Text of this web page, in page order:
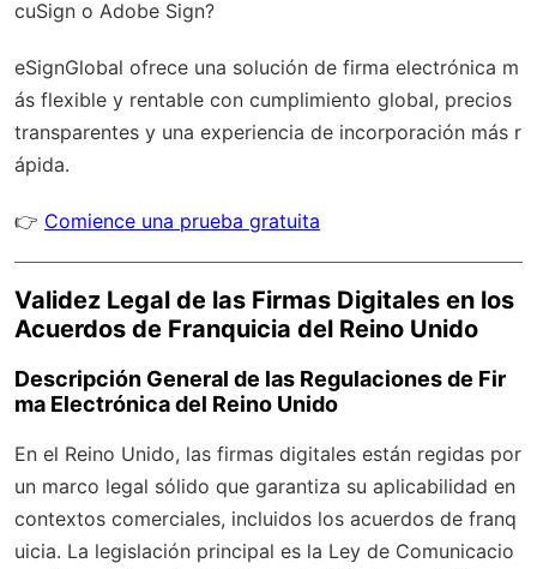
cuSign o Adobe Sign?
eSignGlobal ofrece una solución de firma electrónica m
ás flexible y rentable con cumplimiento global, precios
transparentes y una experiencia de incorporación más r
ápida.
👉 Comience una prueba gratuita
Validez Legal de las Firmas Digitales en los
Acuerdos de Franquicia del Reino Unido
Descripción General de las Regulaciones de Fir
ma Electrónica del Reino Unido
En el Reino Unido, las firmas digitales están regidas por
un marco legal sólido que garantiza su aplicabilidad en
contextos comerciales, incluidos los acuerdos de franq
uicia. La legislación principal es la Ley de Comunicacio